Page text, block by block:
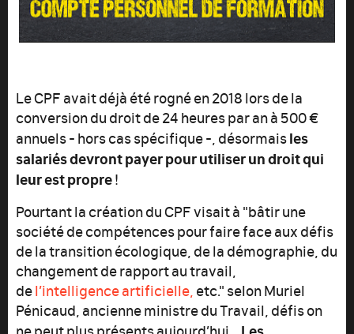
Le CPF avait déjà été rogné en 2018 lors de la
conversion du droit de 24 heures par an à 500 €
annuels - hors cas spécifique -, désormaisles
salariés devront payer pour utiliser un droit qui
leur est propre!
Pourtant la création du CPF visait à "bâtir une
société de compétences pour faire face aux défis
de la transition écologique, de la démographie, du
changement de rapport au travail,
del’intelligence artificielle, etc." selon Muriel
Pénicaud, ancienne ministre du Travail, défis on
ne peut plus présents aujourd’hui… Les